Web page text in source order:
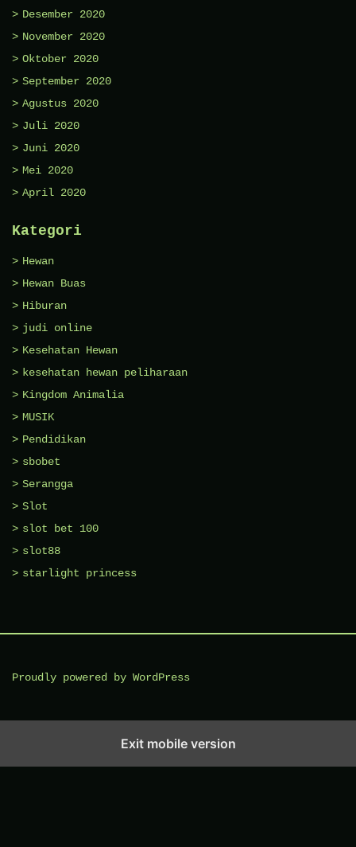
Desember 2020
November 2020
Oktober 2020
September 2020
Agustus 2020
Juli 2020
Juni 2020
Mei 2020
April 2020
Kategori
Hewan
Hewan Buas
Hiburan
judi online
Kesehatan Hewan
kesehatan hewan peliharaan
Kingdom Animalia
MUSIK
Pendidikan
sbobet
Serangga
Slot
slot bet 100
slot88
starlight princess
Proudly powered by WordPress
Exit mobile version